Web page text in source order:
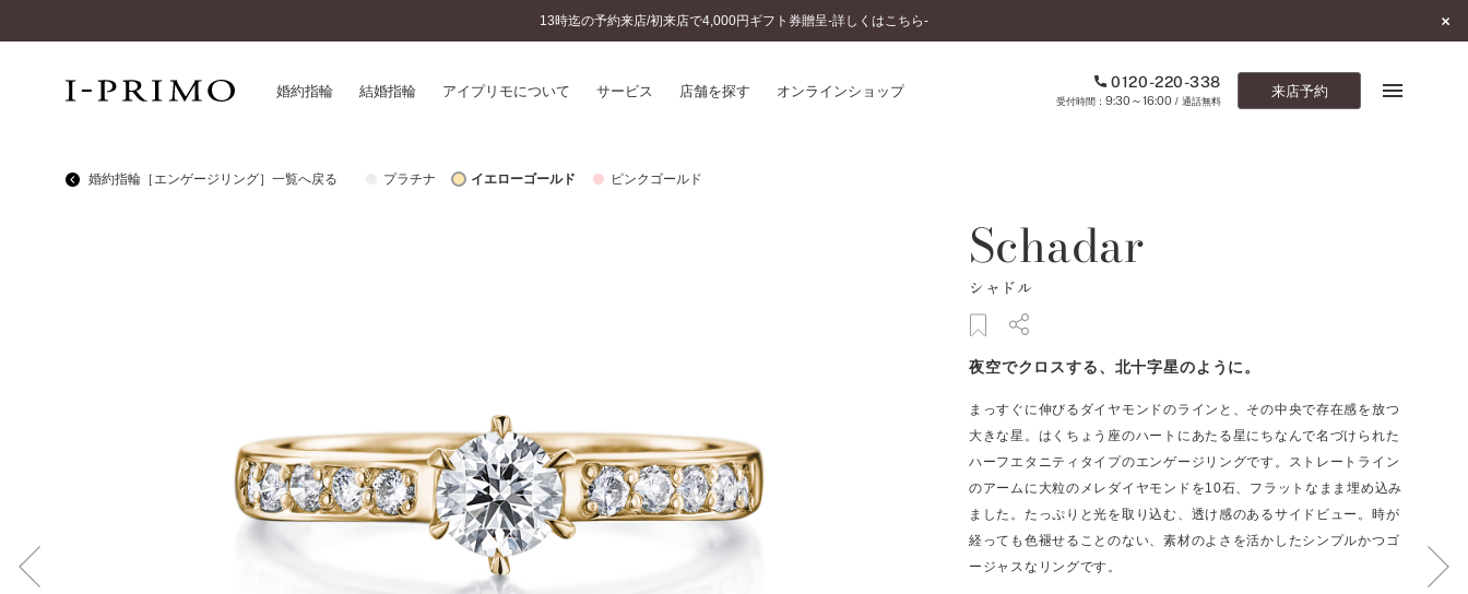
13時迄の予約来店/初来店で4,000円ギフト券贈呈-詳しくはこちら-
婚約指輪 結婚指輪 アイプリモについて サービス 店舗を探す オンラインショップ 0120-220-338
9:30～16:00/ 通話無料
来店予約
ダイヤモンドプロポーズ
婚約ネックレス
ダイヤモンドシェイプコレクション
ペールブラウンゴールド
アフターサービス
ご購入方法・仕上げ日数
プロミスダイヤモンド&バースストー
ン
ブライダルアイテム
コラム
よくあるご質問
ONLINE SHOP
0120-220-338
カタログ請求
お問い合わせ
婚約指輪［エンゲージリング］一覧へ戻る プラチナ イエローゴールド ピンクゴールド
Schadar
シャドル
夜空でクロスする、北十字星のように。
まっすぐに伸びるダイヤモンドのラインと、その中央で存在感を放つ
大きな星。はくちょう座のハートにあたる星にちなんで名づけられた
ハーフエタニティタイプのエンゲージリングです。ストレートライン
のアームに大粒のメレダイヤモンドを10石、フラットなまま埋め込み
ました。たっぷりと光を取り込む、透け感のあるサイドビュー。時が
経っても色褪せることのない、素材のよさを活かしたシンプルかつゴ
ージャスなリングです。